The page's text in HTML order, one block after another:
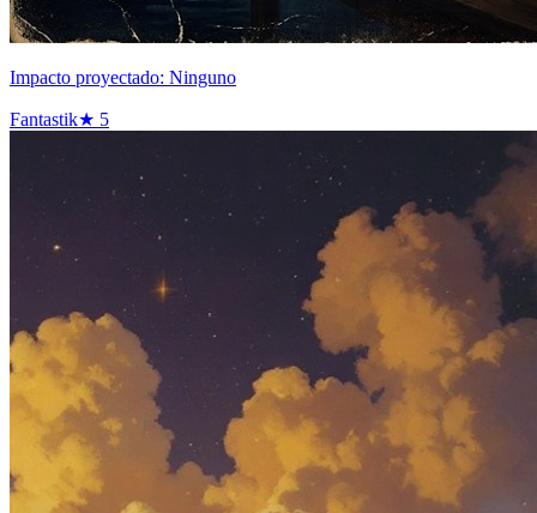
Impacto proyectado: Ninguno
Fantastik★ 5